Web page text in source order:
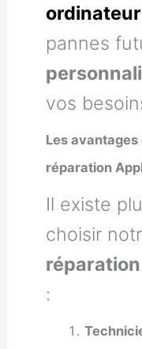
pannes
vos
Les
réparation
Il existe
choisir
: